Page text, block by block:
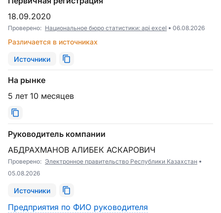
18.09.2020
Проверено: Национальное бюро статистики: api excel 06.08.2026
Различается в источниках
Источники
На рынке
5 лет 10 месяцев
Руководитель компании
АБДРАХМАНОВ АЛИБЕК АСКАРОВИЧ
Проверено: Электронное правительство Республики Казахстан
05.08.2026
Источники
Предприятия по ФИО руководителя